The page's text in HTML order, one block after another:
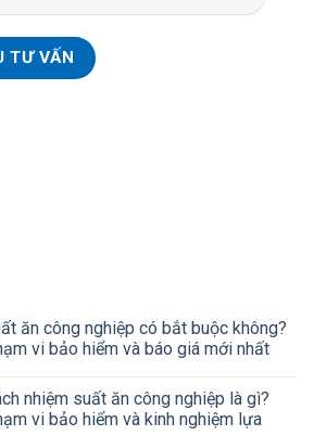
ăn công nghiệp có bắt buộc không?
vi bảo hiểm và báo giá mới nhất
nhiệm suất ăn công nghiệp là gì?
vi bảo hiểm và kinh nghiệm lựa